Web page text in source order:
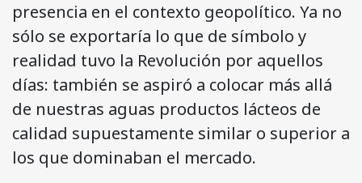
presencia en el contexto geopolítico. Ya no
sólo se exportaría lo que de símbolo y
realidad tuvo la Revolución por aquellos
días: también se aspiró a colocar más allá
de nuestras aguas productos lácteos de
calidad supuestamente similar o superior a
los que dominaban el mercado.